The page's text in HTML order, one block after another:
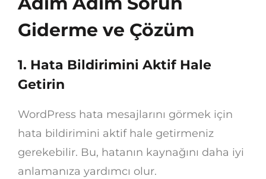
Giderme ve Çözüm
1. Hata Bildirimini Aktif Hale
Getirin
WordPress hata mesajlarını görmek için
hata bildirimini aktif hale getirmeniz
gerekebilir. Bu, hatanın kaynağını daha iyi
anlamanıza yardımcı olur.